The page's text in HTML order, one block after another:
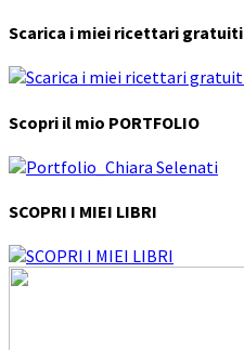
Scarica i miei ricettari gratuiti
Scopri il mio PORTFOLIO
SCOPRI I MIEI LIBRI